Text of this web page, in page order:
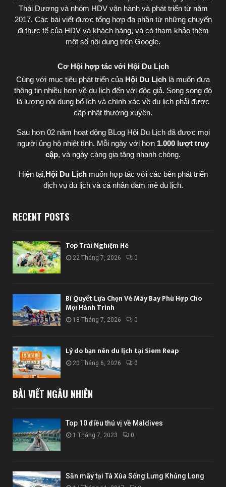
Thái Dươngvà nhóm HDV vận hành và phát triển từ năm
2017. Các bài viết được tổng hợp đa phần từ những chuyến
đi thực tế của HDV và khách hàng, và có tham khảo thêm
một số nội dung trên Google.
Cơ Hội hợp tác với Hội Du Lịch
Cùng với mục tiêu phát triển của Hội Du Lịch là muốn đưa
thông tin nhiều hơn về du lịch đến với độc giả. Song song đó
là lượng nội dung bổ ích và chính xác về du lịch phải được
cập nhật thường xuyên.
Sau hơn 02 năm hoạt động BLog Hội Du Lịch đã được mọi
người ủng hộ nhiệt tình. Mỗi ngày với hơn 1.000 lượt truy
cập, và ngày càng gia tăng nhanh chóng.
Hiện tại,Hội Du Lịch muốn hợp tác với các bên phát triển
dịch vụ du lịch và cá nhân đam mê du lịch.
RECENT POSTS
Top Trải Nghiệm Hè
22 Tháng 7, 2026 0
Bí Quyết Lựa Chọn Vé Máy Bay Phù Hợp Cho
Mọi Hành Trình
18 Tháng 7, 2026 0
Lý do bạn nên du lịch tại Siem Reap
20 Tháng 6, 2026 0
BÀI VIẾT NGẪU NHIÊN
Top 10 điều thú vị về Maldives
1 Tháng 7, 2023 0
Săn mây tại Tà Xùa Sống Lưng Khủng Long